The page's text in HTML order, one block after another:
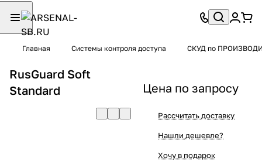
Главная Системы контроля доступа СКУД по
RusGuard Soft
Standard
Цена по запросу
Рассчитать доставку
Нашли дешевле?
Хочу в подарок